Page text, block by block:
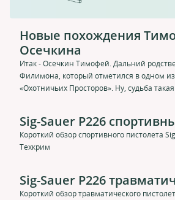
Новые похождения
Осечкина
Итак - Осечкин Тимофей. Дальний
Филимона, который отметился в одном
«Охотничьих Просторов». Ну, судьба
Sig-Sauer P226
Короткий обзор спортивного пистолета
Техкрим
Sig-Sauer P226
Короткий обзор травматического